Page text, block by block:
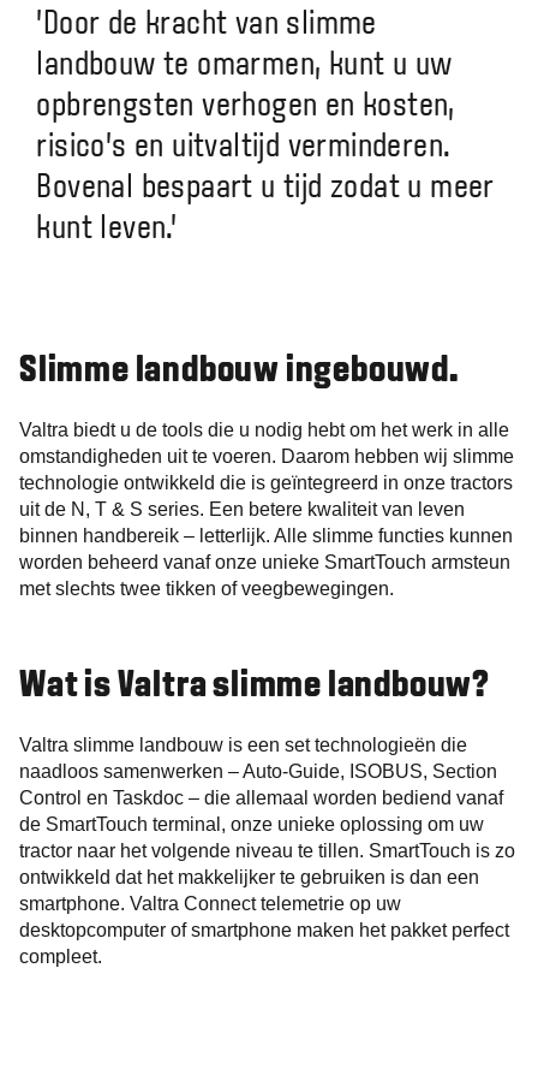
'Door de kracht van slimme
landbouw te omarmen, kunt u uw
opbrengsten verhogen en kosten,
risico's en uitvaltijd verminderen.
Bovenal bespaart u tijd zodat u meer
kunt leven.'
Slimme landbouw ingebouwd.
Valtra biedt u de tools die u nodig hebt om het werk in alle
omstandigheden uit te voeren. Daarom hebben wij slimme
technologie ontwikkeld die is geïntegreerd in onze tractors
uit de N, T & S series. Een betere kwaliteit van leven
binnen handbereik – letterlijk. Alle slimme functies kunnen
worden beheerd vanaf onze unieke SmartTouch armsteun
met slechts twee tikken of veegbewegingen.
Wat is Valtra slimme landbouw?
Valtra slimme landbouw is een set technologieën die
naadloos samenwerken – Auto-Guide, ISOBUS, Section
Control en Taskdoc – die allemaal worden bediend vanaf
de SmartTouch terminal, onze unieke oplossing om uw
tractor naar het volgende niveau te tillen. SmartTouch is zo
ontwikkeld dat het makkelijker te gebruiken is dan een
smartphone. Valtra Connect telemetrie op uw
desktopcomputer of smartphone maken het pakket perfect
compleet.